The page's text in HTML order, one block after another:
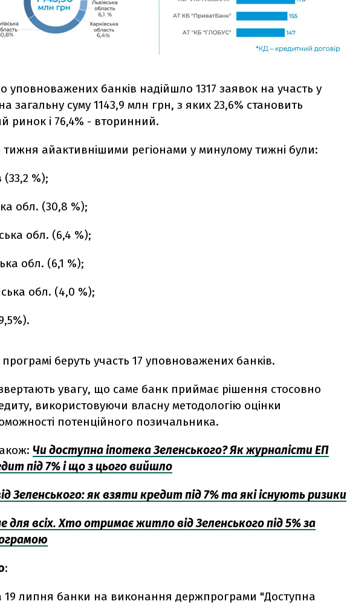
уповноважених банків надійшло 1317 заявок на участь у
загальну суму 1143,9 млн грн, з яких 23,6% становить
ринок і 76,4% - вторинний.
айактивнішими регіонами у минулому тижні були:
(33,2 %);
обл. (30,8 %);
обл. (6,4 %);
обл. (6,1 %);
обл. (4,0 %);
беруть участь 17 уповноважених банків.
увагу, що саме банк приймає рішення стосовно
використовуючи власну методологію оцінки
потенційного позичальника.
Чи доступна іпотека Зеленського? Як журналісти ЕП
під 7% і що з цього вийшло
Зеленського: як взяти кредит під 7% та які існують ризики
для всіх. Хто отримає житло від Зеленського під 5% за
:
19 липня банки на виконання держпрограми "Доступна